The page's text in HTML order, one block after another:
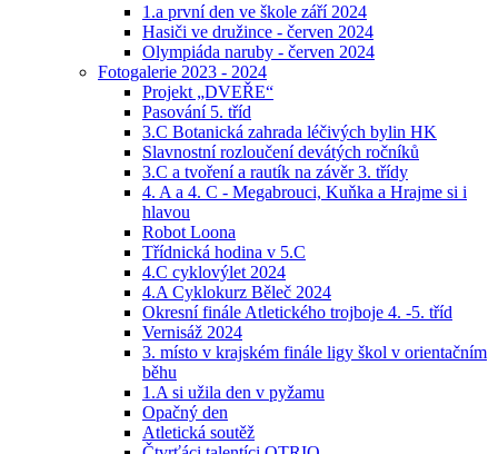
1.a první den ve škole září 2024
Hasiči ve družince - červen 2024
Olympiáda naruby - červen 2024
Fotogalerie 2023 - 2024
Projekt „DVEŘE“
Pasování 5. tříd
3.C Botanická zahrada léčivých bylin HK
Slavnostní rozloučení devátých ročníků
3.C a tvoření a rautík na závěr 3. třídy
4. A a 4. C - Megabrouci, Kuňka a Hrajme si i
hlavou
Robot Loona
Třídnická hodina v 5.C
4.C cyklovýlet 2024
4.A Cyklokurz Běleč 2024
Okresní finále Atletického trojboje 4. -5. tříd
Vernisáž 2024
3. místo v krajském finále ligy škol v orientačním
běhu
1.A si užila den v pyžamu
Opačný den
Atletická soutěž